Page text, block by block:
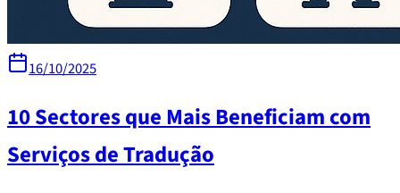
16/10/2025
10 Sectores que Mais Beneficiam com
Serviços de Tradução